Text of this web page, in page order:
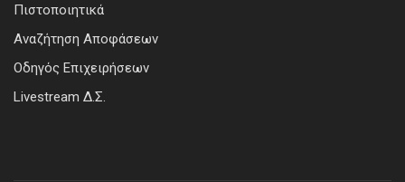
Πιστοποιητικά
Αναζήτηση Αποφάσεων
Οδηγός Επιχειρήσεων
Livestream Δ.Σ.